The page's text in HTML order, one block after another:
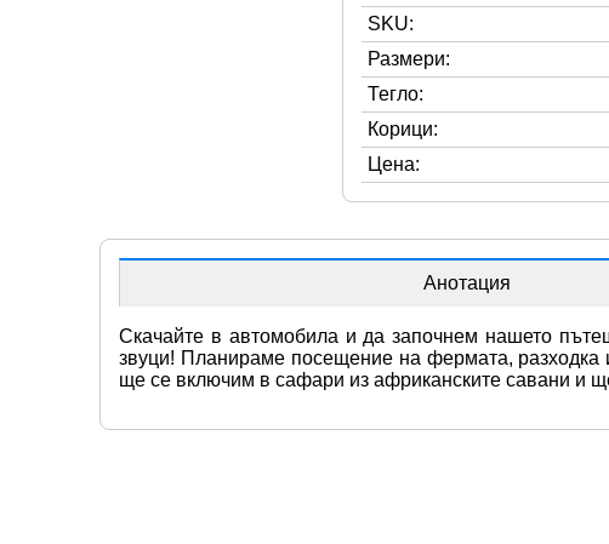
SKU:
Размери:
Тегло:
Корици:
Цена:
Анотация
Скачайте в автомобила и да започнем нашето
звуци! Планираме посещение на фермата, разходка
ще се включим в сафари из африканските савани и